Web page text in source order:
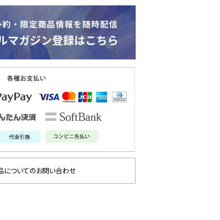
についてのお問い合わせ